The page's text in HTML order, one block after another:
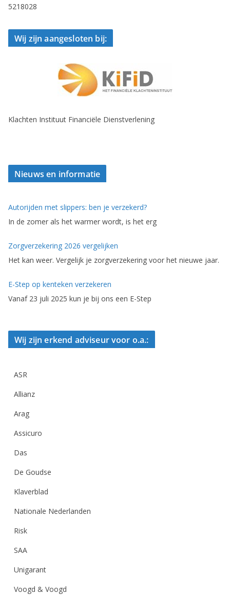
5218028
Wij zijn aangesloten bij:
Klachten Instituut Financiële Dienstverlening
Nieuws en informatie
Autorijden met slippers: ben je verzekerd?
In de zomer als het warmer wordt, is het erg
Zorgverzekering 2026 vergelijken
Het kan weer. Vergelijk je zorgverzekering voor het nieuwe jaar.
E-Step op kenteken verzekeren
Vanaf 23 juli 2025 kun je bij ons een E-Step
Wij zijn erkend adviseur voor o.a.:
ASR
Allianz
Arag
Assicuro
Das
De Goudse
Klaverblad
Nationale Nederlanden
Risk
SAA
Unigarant
Voogd & Voogd